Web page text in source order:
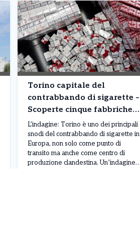
Torino capitale del
contrabbando di sigarette –
Scoperte cinque fabbriche
clandestine: milioni di
pacchetti prodotti
L’indagine: Torino è uno dei principali
snodi del contrabbando di sigarette in
Europa, non solo come punto di
transito ma anche come centro di
produzione clandestina. Un’indagine